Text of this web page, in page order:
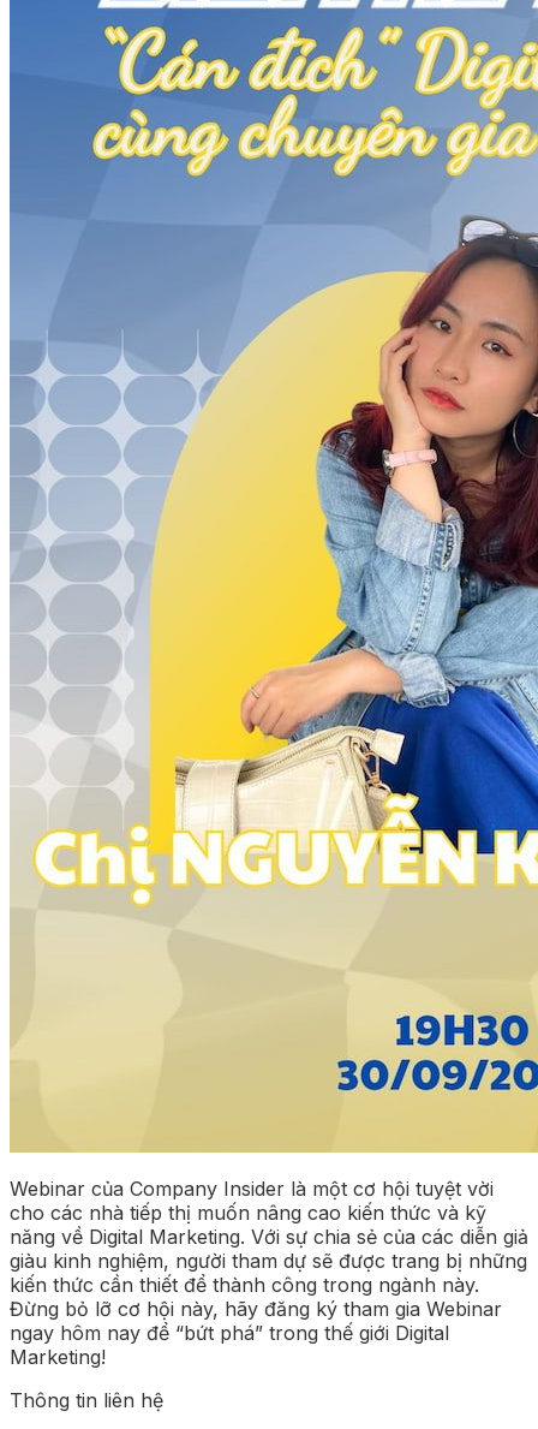
Webinar của Company Insider là một cơ hội tuyệt vời
cho các nhà tiếp thị muốn nâng cao kiến thức và kỹ
năng về Digital Marketing. Với sự chia sẻ của các diễn giả
giàu kinh nghiệm, người tham dự sẽ được trang bị những
kiến thức cần thiết để thành công trong ngành này.
Đừng bỏ lỡ cơ hội này, hãy đăng ký tham gia Webinar
ngay hôm nay để “bứt phá” trong thế giới Digital
Marketing!
Thông tin liên hệ